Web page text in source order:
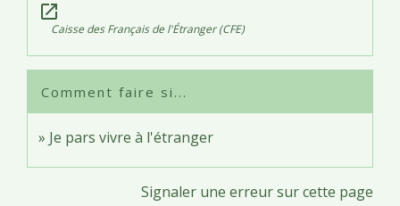
open_in_new
Caisse des Français de l'Étranger (CFE)
Comment faire si...
Je pars vivre à l'étranger
Signaler une erreur sur cette page